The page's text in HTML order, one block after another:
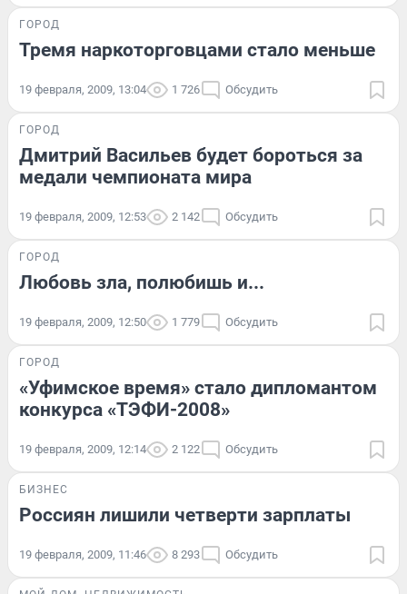
ГОРОД
Тремя наркоторговцами стало меньше
19 февраля, 2009, 13:04 1 726 Обсудить
ГОРОД
Дмитрий Васильев будет бороться за
медали чемпионата мира
19 февраля, 2009, 12:53 2 142 Обсудить
ГОРОД
Любовь зла, полюбишь и...
19 февраля, 2009, 12:50 1 779 Обсудить
ГОРОД
«Уфимское время» стало дипломантом
конкурса «ТЭФИ-2008»
19 февраля, 2009, 12:14 2 122 Обсудить
БИЗНЕС
Россиян лишили четверти зарплаты
19 февраля, 2009, 11:46 8 293 Обсудить